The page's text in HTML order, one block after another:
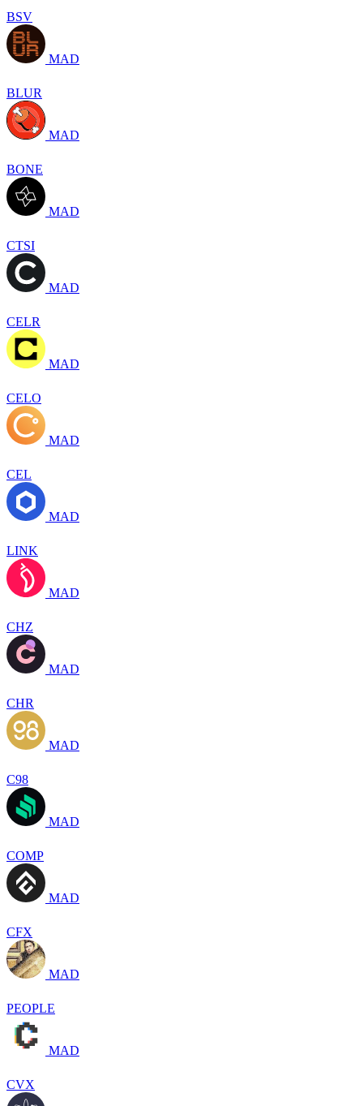
BSV
MAD
BLUR
MAD
BONE
MAD
CTSI
MAD
CELR
MAD
CELO
MAD
CEL
MAD
LINK
MAD
CHZ
MAD
CHR
MAD
C98
MAD
COMP
MAD
CFX
MAD
PEOPLE
MAD
CVX